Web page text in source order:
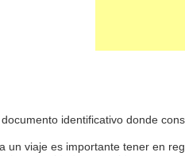
identificativo donde
un viaje es importante tener en